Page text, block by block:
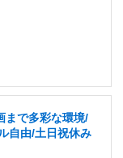
まで多彩な環境/
自由/土日祝休み